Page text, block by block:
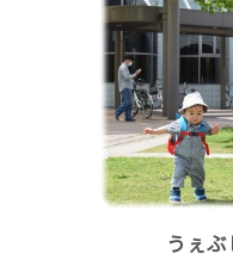
うぇ